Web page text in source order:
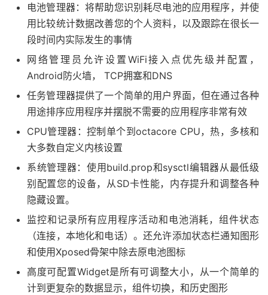
电池管理器：将帮助您识别耗尽电池的应用程序，并使
用比较统计数据改善您的个人资料，以及跟踪在很长一
段时间内实际发生的事情
网络管理员允许设置WiFi接入点优先级并配置，
Android防火墙， TCP拥塞和DNS
任务管理器提供了一个简单的用户界面，但在通过各种
用途排序应用程序并摆脱不需要的应用程序非常有效
CPU管理器：控制单个到octacore CPU，热，多核和
大多数自定义内核设置
系统管理器：使用build.prop和sysctl编辑器从最低级
别配置您的设备，从SD卡性能，内存提升和调整各种
隐藏设置。
监控和记录所有应用程序活动和电池消耗，组件状态
（连接，本地化和电话）。还允许添加状态栏通知图形
和使用Xposed骨架中除去原电池图标
高度可配置Widget是所有可调整大小，从一个简单的
计到更复杂的数据显示，组件切换，和历史图形